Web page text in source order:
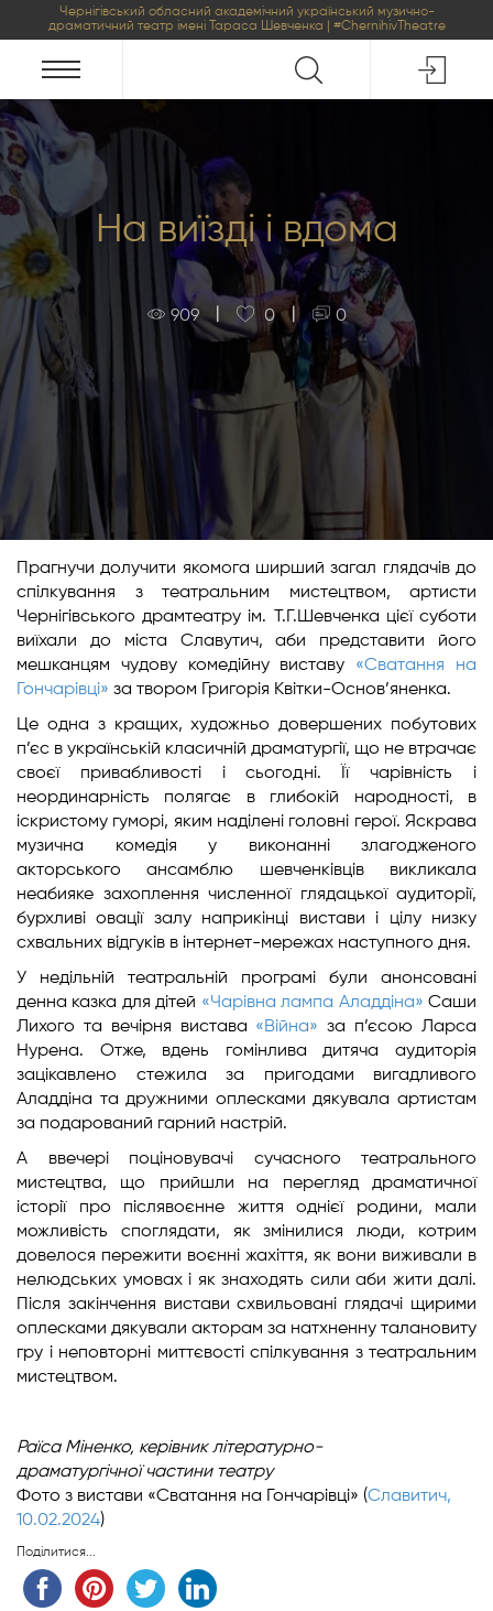
Чернігівський обласний академічний український музично-
драматичний театр імені Тараса Шевченка | #ChernihivTheatre
На виїзді і вдома
909 0 0
Прагнучи долучити якомога ширший загал глядачів до
спілкування з театральним мистецтвом, артисти
Чернігівського драмтеатру ім. Т.Г.Шевченка цієї суботи
виїхали до міста Славутич, аби представити його
мешканцям чудову комедійну виставу «Сватання на
Гончарівці» за твором Григорія Квітки-Основ’яненка.
Це одна з кращих, художньо довершених побутових
п’єс в українській класичній драматургії, що не втрачає
своєї привабливості і сьогодні. Її чарівність і
неординарність полягає в глибокій народності, в
іскристому гуморі, яким наділені головні герої. Яскрава
музична комедія у виконанні злагодженого
акторського ансамблю шевченківців викликала
неабияке захоплення численної глядацької аудиторії,
бурхливі овації залу наприкінці вистави і цілу низку
схвальних відгуків в інтернет-мережах наступного дня.
У недільній театральній програмі були анонсовані
денна казка для дітей «Чарівна лампа Аладдіна» Саши
Лихого та вечірня вистава «Війна» за п’єсою Ларса
Нурена. Отже, вдень гомінлива дитяча аудиторія
зацікавлено стежила за пригодами вигадливого
Аладдіна та дружними оплесками дякувала артистам
за подарований гарний настрій.
А ввечері поціновувачі сучасного театрального
мистецтва, що прийшли на перегляд драматичної
історії про післявоєнне життя однієї родини, мали
можливість споглядати, як змінилися люди, котрим
довелося пережити воєнні жахіття, як вони виживали в
нелюдських умовах і як знаходять сили аби жити далі.
Після закінчення вистави схвильовані глядачі щирими
оплесками дякували акторам за натхненну талановиту
гру і неповторні миттєвості спілкування з театральним
мистецтвом.
Раїса Міненко, керівник літературно-
драматургічної частини театру
Фото з вистави «Сватання на Гончарівці» (Славитич,
10.02.2024)
Поділитися...